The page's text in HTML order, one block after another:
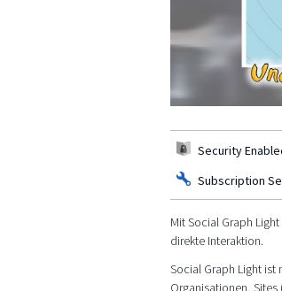
Security
Subscription
Mit Social Graph
direkte Interaktion.
Social Graph Light
Organisationen,